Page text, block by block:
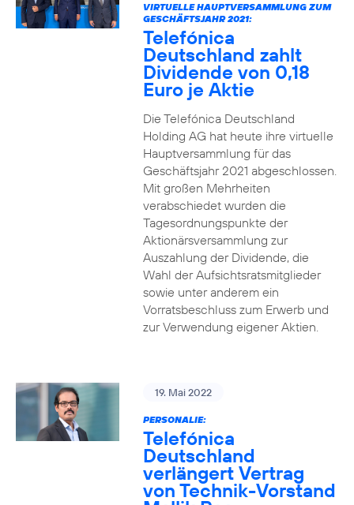
VIRTUELLE HAUPTVERSAMMLUNG ZUM
GESCHÄFTSJAHR 2021:
Telefónica
Deutschland zahlt
Dividende von 0,18
Euro je Aktie
Die Telefónica Deutschland
Holding AG hat heute ihre virtuelle
Hauptversammlung für das
Geschäftsjahr 2021 abgeschlossen.
Mit großen Mehrheiten
verabschiedet wurden die
Tagesordnungspunkte der
Aktionärsversammlung zur
Auszahlung der Dividende, die
Wahl der Aufsichtsratsmitglieder
sowie unter anderem ein
Vorratsbeschluss zum Erwerb und
zur Verwendung eigener Aktien.
19. Mai 2022
PERSONALIE:
Telefónica
Deutschland
verlängert Vertrag
von Technik-Vorstand